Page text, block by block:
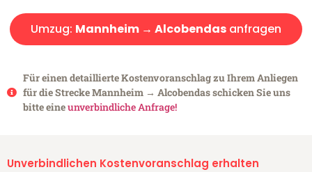
Umzug: Mannheim → Alcobendas anfragen
Für einen detaillierte Kostenvoranschlag zu Ihrem Anliegen
für die Strecke Mannheim → Alcobendas schicken Sie uns
bitte eineunverbindliche Anfrage!
Unverbindlichen Kostenvoranschlag erhalten